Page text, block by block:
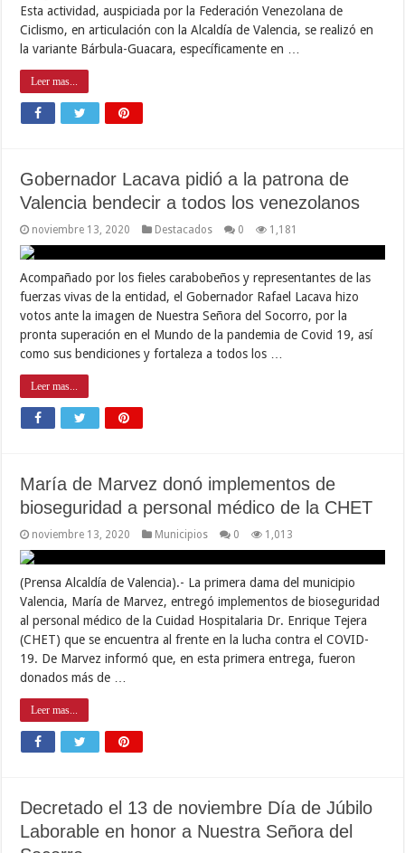
Esta actividad, auspiciada por la Federación Venezolana de
Ciclismo, en articulación con la Alcaldía de Valencia, se realizó en
la variante Bárbula-Guacara, específicamente en …
Leer mas...
Gobernador Lacava pidió a la patrona de
Valencia bendecir a todos los venezolanos
noviembre 13, 2020 Destacados 0 1,181
Acompañado por los fieles carabobeños y representantes de las
fuerzas vivas de la entidad, el Gobernador Rafael Lacava hizo
votos ante la imagen de Nuestra Señora del Socorro, por la
pronta superación en el Mundo de la pandemia de Covid 19, así
como sus bendiciones y fortaleza a todos los …
Leer mas...
María de Marvez donó implementos de
bioseguridad a personal médico de la CHET
noviembre 13, 2020 Municipios 0 1,013
(Prensa Alcaldía de Valencia).- La primera dama del municipio
Valencia, María de Marvez, entregó implementos de bioseguridad
al personal médico de la Cuidad Hospitalaria Dr. Enrique Tejera
(CHET) que se encuentra al frente en la lucha contra el COVID-
19. De Marvez informó que, en esta primera entrega, fueron
donados más de …
Leer mas...
Decretado el 13 de noviembre Día de Júbilo
Laborable en honor a Nuestra Señora del